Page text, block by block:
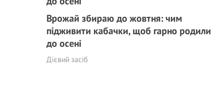
Врожай збираю до жовтня: чим
підживити кабачки, щоб гарно родили
до осені
Дієвий засіб